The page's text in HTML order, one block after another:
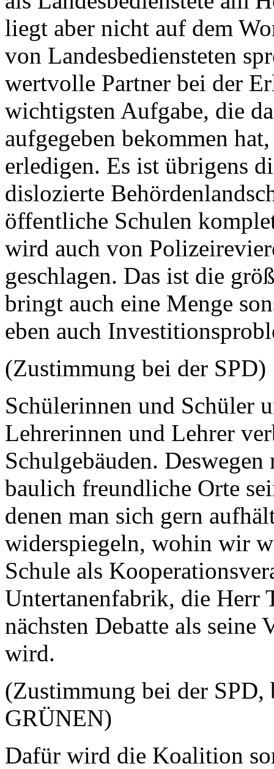
liegt aber nicht auf dem
von Landesbediensteten
wertvolle Partner bei der
wichtigsten Aufgabe, die
aufgegeben bekommen
erledigen. Es ist übrigens
dislozierte
öffentliche Schulen
wird auch von
geschlagen. Das ist die
bringt auch eine Menge
eben auch
(Zustimmung bei der SPD)
Schülerinnen und Schüler
Lehrerinnen und Lehrer
Schulgebäuden.
baulich freundliche Orte
denen man sich gern
widerspiegeln, wohin wir
Schule als
Untertanenfabrik, die Herr
nächsten Debatte als
wird.
(Zustimmung bei der
GRÜNEN)
Dafür wird die Koalition